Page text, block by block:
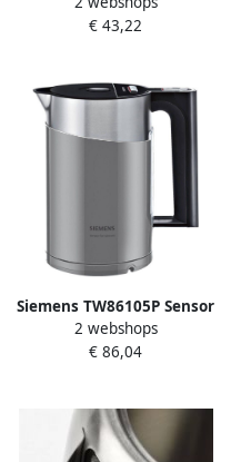
draaibaar Verborgen
Droogkookbeveiliging
€ 43,22
Siemens TW86105P Sensor
for Senses Waterkoker Licht
Grijs
2 webshops
€ 86,04